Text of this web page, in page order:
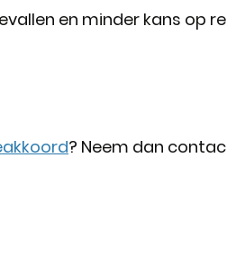
en minder kans op
? Neem dan